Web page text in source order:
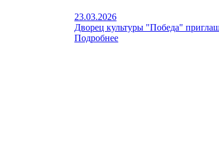
23.03.2026
Дворец культуры "Победа"
Подробнее